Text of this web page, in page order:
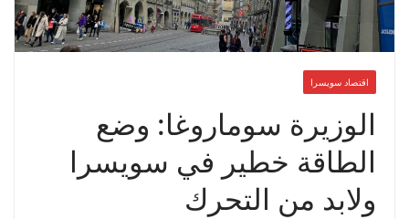
اقتصاد سويسرا
الوزيرة سوماروغا: وضع
الطاقة خطير في سويسرا
ولابد من التحرك